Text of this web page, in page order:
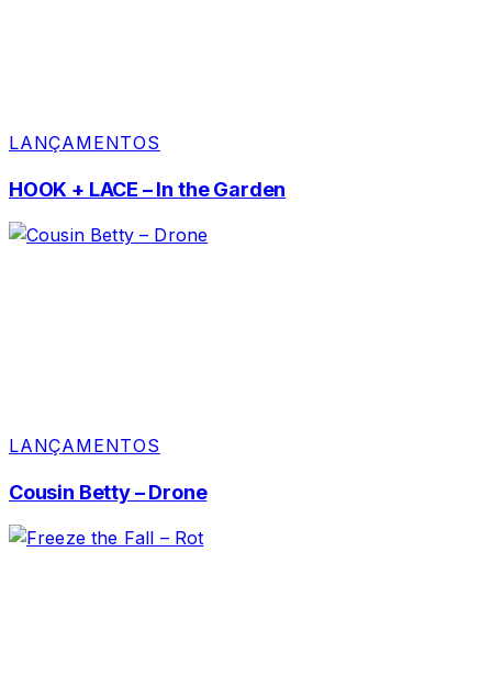
LANÇAMENTOS
HOOK + LACE – In the Garden
LANÇAMENTOS
Cousin Betty – Drone